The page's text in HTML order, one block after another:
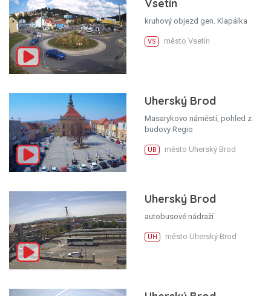
Vsetín
kruhový objezd gen. Klapálka
VS město Vsetín
Uherský Brod
Masarykovo náměstí, pohled z
budovy Regio
UB město Uherský Brod
Uherský Brod
autobusové nádraží
UH město Uherský Brod